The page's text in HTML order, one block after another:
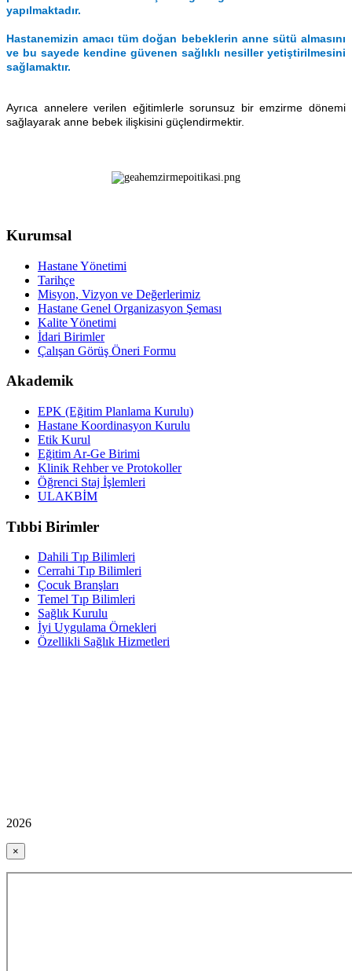
yapılmaktadır.
Hastanemizin amacı tüm doğan bebeklerin anne sütü almasını
ve bu sayede kendine güvenen sağlıklı nesiller yetiştirilmesini
sağlamaktır.
Ayrıca annelere verilen eğitimlerle sorunsuz bir emzirme dönemi
sağlayarak anne bebek ilişkisini güçlendirmektir.
Kurumsal
Hastane Yönetimi
Tarihçe
Misyon, Vizyon ve Değerlerimiz
Hastane Genel Organizasyon Şeması
Kalite Yönetimi
İdari Birimler
Çalışan Görüş Öneri Formu
Akademik
EPK (Eğitim Planlama Kurulu)
Hastane Koordinasyon Kurulu
Etik Kurul
Eğitim Ar-Ge Birimi
Klinik Rehber ve Protokoller
Öğrenci Staj İşlemleri
ULAKBİM
Tıbbi Birimler
Dahili Tıp Bilimleri
Cerrahi Tıp Bilimleri
Çocuk Branşları
Temel Tıp Bilimleri
Sağlık Kurulu
İyi Uygulama Örnekleri
Özellikli Sağlık Hizmetleri
2026
×